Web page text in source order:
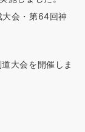
会・第64回神
大会を開催しま